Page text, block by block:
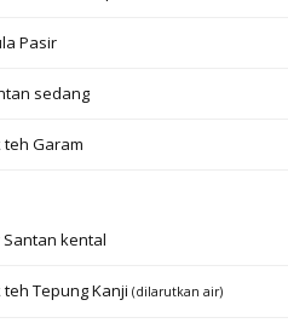
Pasir
sedang
teh Garam
Santan kental
teh Tepung Kanji (dilarutkan air)